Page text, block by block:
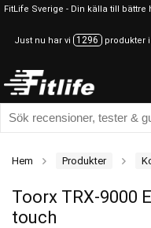
FitLife Sverige - Din källa till bättre
Just nu har vi 1296 produkter
Hem Produkter
Toorx TRX-9000
touch